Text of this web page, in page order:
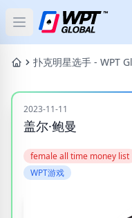
Open main menu
扑克明星选手 - WPT
2023-11-11
盖尔·鲍曼
female all time money list
WPT游戏